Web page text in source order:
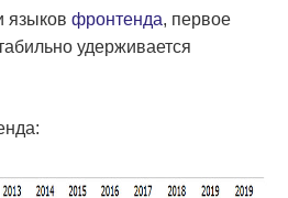
языков фронтенда, первое
удерживается